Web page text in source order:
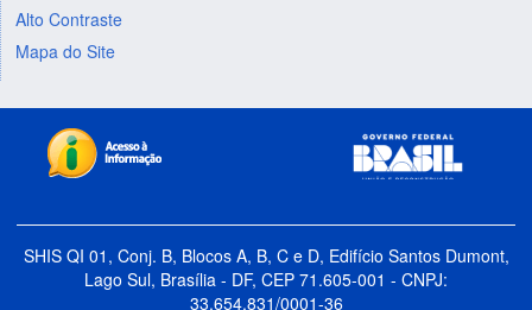
Alto Contraste
Mapa do Site
SHIS QI 01, Conj. B, Blocos A, B, C e D, Edifício Santos Dumont,
Lago Sul, Brasília - DF, CEP 71.605-001 - CNPJ:
33.654.831/0001-36